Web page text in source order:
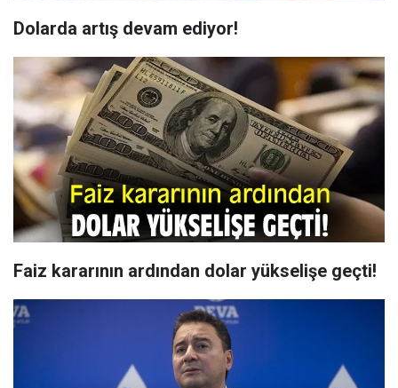
Dolarda artış devam ediyor!
Faiz kararının ardından dolar yükselişe geçti!